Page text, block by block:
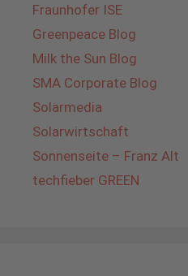
Fraunhofer ISE
Greenpeace Blog
Milk the Sun Blog
SMA Corporate Blog
Solarmedia
Solarwirtschaft
Sonnenseite – Franz Alt
techfieber GREEN